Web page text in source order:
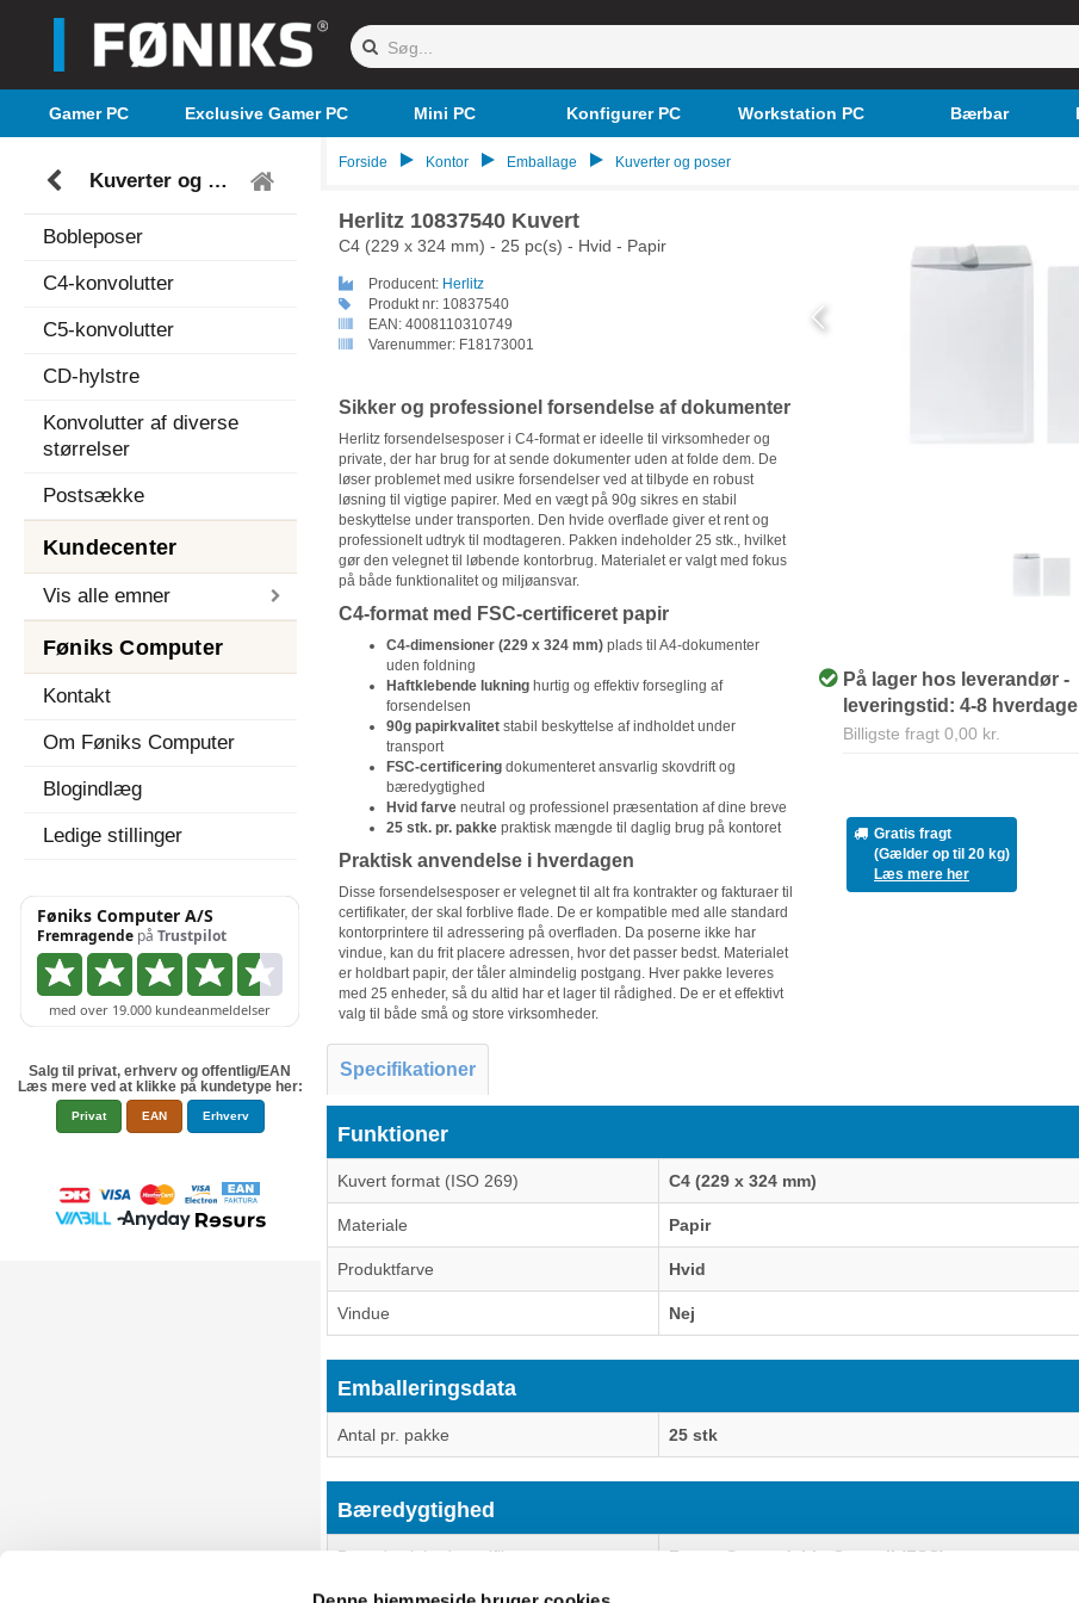
Gamer PC Exclusive Gamer PC Mini PC Konfigurer PC Workstation PC Bærbar
Kuverter og poser
Bobleposer
C4-konvolutter
C5-konvolutter
CD-hylstre
Konvolutter af diverse
størrelser
Postsække
Kundecenter
Vis alle emner
Føniks Computer
Kontakt
Om Føniks Computer
Blogindlæg
Ledige stillinger
Salg til privat, erhverv og offentlig/EAN
Læs mere ved at klikke på kundetype her:
Privat EAN Erhverv
Forside Kontor Emballage Kuverter og poser
Herlitz 10837540 Kuvert
C4 (229 x 324 mm) - 25 pc(s) - Hvid - Papir
Producent: Herlitz
Produkt nr: 10837540
EAN: 4008110310749
Varenummer: F18173001
Sikker og professionel forsendelse af dokumenter
Herlitz forsendelsesposer i C4-format er ideelle til virksomheder og
private, der har brug for at sende dokumenter uden at folde dem. De
løser problemet med usikre forsendelser ved at tilbyde en robust
løsning til vigtige papirer. Med en vægt på 90g sikres en stabil
beskyttelse under transporten. Den hvide overflade giver et rent og
professionelt udtryk til modtageren. Pakken indeholder 25 stk., hvilket
gør den velegnet til løbende kontorbrug. Materialet er valgt med fokus
på både funktionalitet og miljøansvar.
C4-format med FSC-certificeret papir
C4-dimensioner (229 x 324 mm)plads til A4-dokumenter
uden foldning
Haftklebende lukninghurtig og effektiv forsegling af
forsendelsen
90g papirkvalitetstabil beskyttelse af indholdet under
transport
FSC-certificeringdokumenteret ansvarlig skovdrift og
bæredygtighed
Hvid farveneutral og professionel præsentation af dine breve
25 stk. pr. pakkepraktisk mængde til daglig brug på kontoret
Praktisk anvendelse i hverdagen
Disse forsendelsesposer er velegnet til alt fra kontrakter og fakturaer til
certifikater, der skal forblive flade. De er kompatible med alle standard
kontorprintere til adressering på overfladen. Da poserne ikke har
vindue, kan du frit placere adressen, hvor det passer bedst. Materialet
er holdbart papir, der tåler almindelig postgang. Hver pakke leveres
med 25 enheder, så du altid har et lager til rådighed. De er et effektivt
valg til både små og store virksomheder.
På lager hos leverandør -
leveringstid: 4-8 hverdage
Billigste fragt 0,00 kr.
Gratis fragt
(Gælder op til 20 kg)
Læs mere her
Specifikationer
Funktioner
Kuvert format (ISO 269) C4 (229 x 324 mm)
Materiale Papir
Produktfarve Hvid
Vindue Nej
Emballeringsdata
Antal pr. pakke 25 stk
Bæredygtighed
Bæredygtighedscertifikater Forest Stewardship Council (FSC)